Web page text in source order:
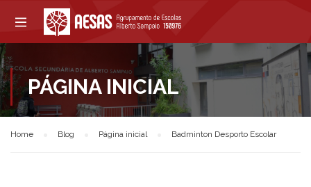
PÁGINA INICIAL
Home Blog Página inicial Badminton Desporto Escolar